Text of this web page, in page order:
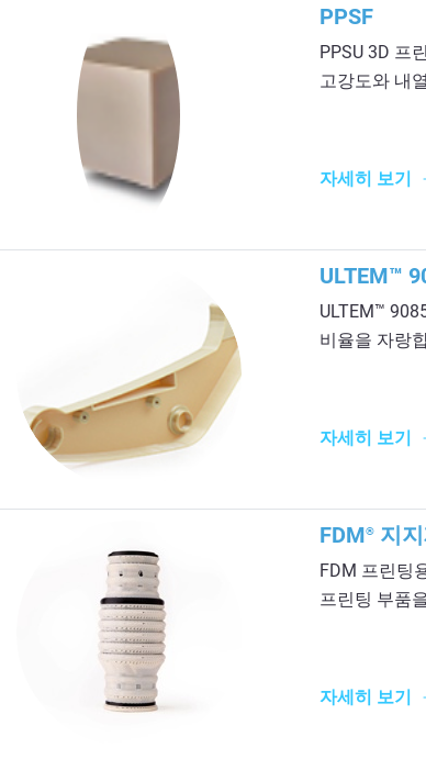
PPSF
PPSU 3D 프
고강도와 내
자세히 보기
ULTEM™
ULTEM™
비율을 자랑
자세히 보기
FDM® 지
FDM 프린팅
프린팅 부품
자세히 보기